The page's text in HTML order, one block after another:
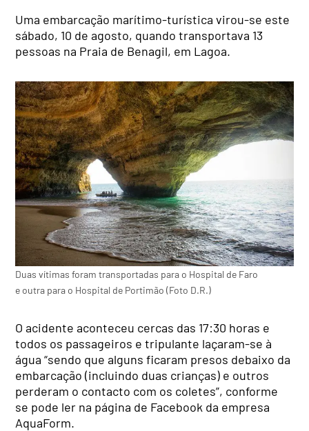
Uma embarcação marítimo-turística virou-se este
sábado, 10 de agosto, quando transportava 13
pessoas na Praia de Benagil, em Lagoa.
Duas vítimas foram transportadas para o Hospital de Faro
e outra para o Hospital de Portimão (Foto D.R.)
O acidente aconteceu cercas das 17:30 horas e
todos os passageiros e tripulante laçaram-se à
água “sendo que alguns ficaram presos debaixo da
embarcação (incluindo duas crianças) e outros
perderam o contacto com os coletes”, conforme
se pode ler na página de Facebook da empresa
AquaForm.